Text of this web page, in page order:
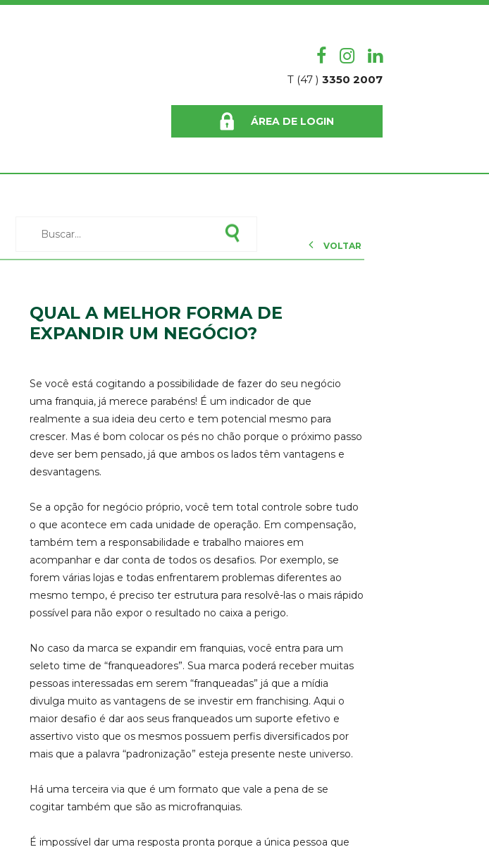
T (47 ) 3350 2007
ÁREA DE LOGIN
VOLTAR
QUAL A MELHOR FORMA DE
EXPANDIR UM NEGÓCIO?
Se você está cogitando a possibilidade de fazer do seu negócio
uma franquia, já merece parabéns! É um indicador de que
realmente a sua ideia deu certo e tem potencial mesmo para
crescer. Mas é bom colocar os pés no chão porque o próximo passo
deve ser bem pensado, já que ambos os lados têm vantagens e
desvantagens.
Se a opção for negócio próprio, você tem total controle sobre tudo
o que acontece em cada unidade de operação. Em compensação,
também tem a responsabilidade e trabalho maiores em
acompanhar e dar conta de todos os desafios. Por exemplo, se
forem várias lojas e todas enfrentarem problemas diferentes ao
mesmo tempo, é preciso ter estrutura para resolvê-las o mais rápido
possível para não expor o resultado no caixa a perigo.
No caso da marca se expandir em franquias, você entra para um
seleto time de “franqueadores”. Sua marca poderá receber muitas
pessoas interessadas em serem “franqueadas” já que a mídia
divulga muito as vantagens de se investir em franchising. Aqui o
maior desafio é dar aos seus franqueados um suporte efetivo e
assertivo visto que os mesmos possuem perfis diversificados por
mais que a palavra “padronização” esteja presente neste universo.
Há uma terceira via que é um formato que vale a pena de se
cogitar também que são as microfranquias.
É impossível dar uma resposta pronta porque a única pessoa que